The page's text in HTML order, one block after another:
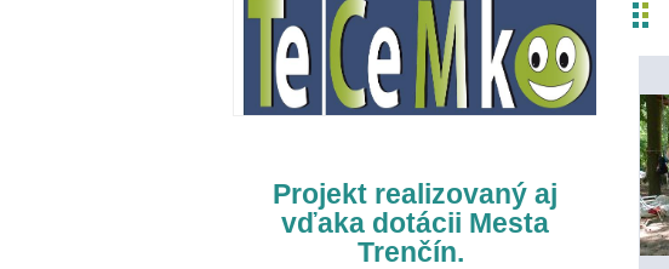
Projekt realizovaný aj
vďaka dotácii Mesta
Trenčín.